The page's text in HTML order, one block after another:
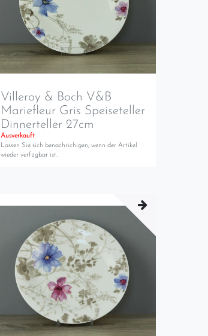
Villeroy & Boch V&B
Mariefleur Gris Speiseteller
Dinnerteller 27cm
Ausverkauft
Lassen Sie sich benachrichigen, wenn der Artikel
wieder verfügbar ist.